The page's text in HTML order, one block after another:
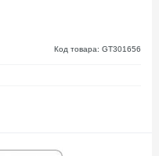
Код товара: GT301656